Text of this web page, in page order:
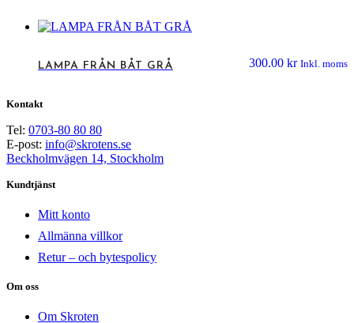
LAMPA FRÅN BÅT GRÅ 300.00 kr Inkl. moms
Kontakt
Tel: 0703-80 80 80
E-post: info@skrotens.se
Beckholmvägen 14, Stockholm
Kundtjänst
Mitt konto
Allmänna villkor
Retur – och bytespolicy
Om oss
Om Skroten